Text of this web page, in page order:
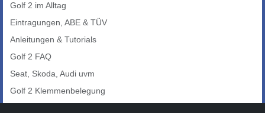
Golf 2 im Alltag
Eintragungen, ABE & TÜV
Anleitungen & Tutorials
Golf 2 FAQ
Seat, Skoda, Audi uvm
Golf 2 Klemmenbelegung